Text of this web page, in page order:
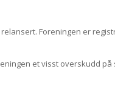
Foreningen er
et visst overskudd på